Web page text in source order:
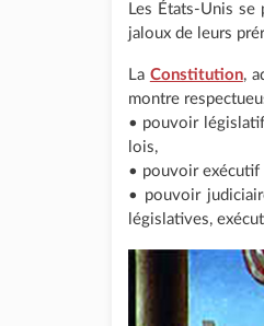
Les États-Unis se
jaloux de leurs
La Constitution,
montre
• pouvoir législatif
lois,
• pouvoir exécutif
• pouvoir
législatives,